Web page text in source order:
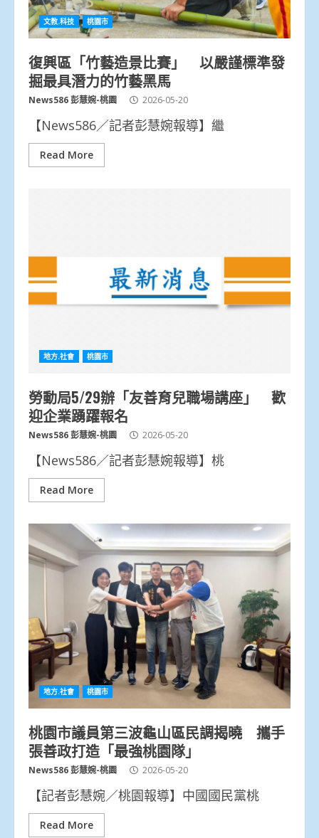
文教.科技 桃園市
復興區「竹藝造景比賽」 以嚴謹標準發
掘最具潛力的竹藝黑馬
News586 彭慧婉-桃園 2026-05-20
【News586／記者彭慧婉報導】繼
Read More
地方.社會 桃園市
勞動局5/29辦「友善育兒職場講座」 歡
迎企業踴躍報名
News586 彭慧婉-桃園 2026-05-20
【News586／記者彭慧婉報導】桃
Read More
地方.社會 桃園市
桃園市議員第三波龜山區民調揭曉 攜手
張善政打造「最強桃園隊」
News586 彭慧婉-桃園 2026-05-20
【記者彭慧婉／桃園報導】中國國民黨桃
Read More